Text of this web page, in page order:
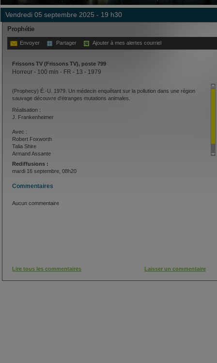
vendredi 05 septembre 2025 - 19 h30
Prophétie
Envoyer Partager Ajouter à mes alertes courriel
Frissons TV (Frissons TV), poste 799
Horreur - 100 min - FR - 13 - 1979
(Prophecy) É.-U. 1979. Un médecin enquêtant sur la pollution dans une région
sauvage découvre d'étranges mutations animales.
Réalisation :
J. Frankenheimer
Avec :
Robert Foxworth
Talia Shire
Armand Assante
Rediffusions :
mardi 16 septembre, 08h20
Commentaires
Aucun commentaire
Lire tous les commentaires Laisser un commentaire